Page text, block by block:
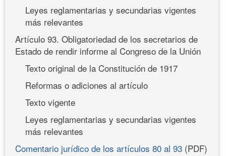
Leyes reglamentarias y secundarias vigentes
más relevantes
Artículo 93. Obligatoriedad de los secretarios de
Estado de rendir informe al Congreso de la Unión
Texto original de la Constitución de 1917
Reformas o adiciones al artículo
Texto vigente
Leyes reglamentarias y secundarias vigentes
más relevantes
Comentario jurídico de los artículos 80 al 93 (PDF)